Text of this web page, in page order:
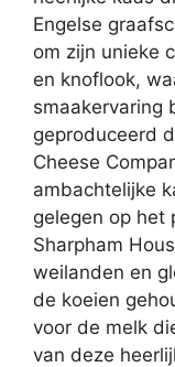
Engelse
om zijn unieke
en knoflook,
smaakervaring
geproduceerd
Cheese
ambachtelijke
gelegen op het
Sharpham
weilanden en
de koeien
voor de melk
van deze